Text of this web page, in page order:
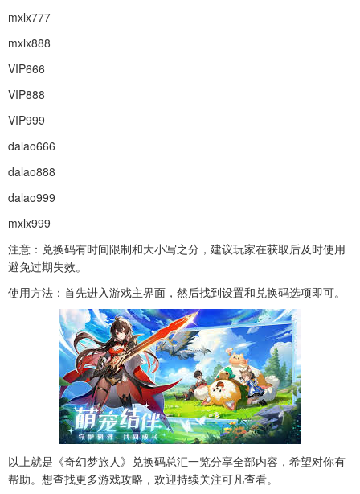
mxlx777
mxlx888
VIP666
VIP888
VIP999
dalao666
dalao888
dalao999
mxlx999
注意：兑换码有时间限制和大小写之分，建议玩家在获取后及时使用
避免过期失效。
使用方法：首先进入游戏主界面，然后找到设置和兑换码选项即可。
以上就是《奇幻梦旅人》兑换码总汇一览分享全部内容，希望对你有
帮助。想查找更多游戏攻略，欢迎持续关注可凡查看。